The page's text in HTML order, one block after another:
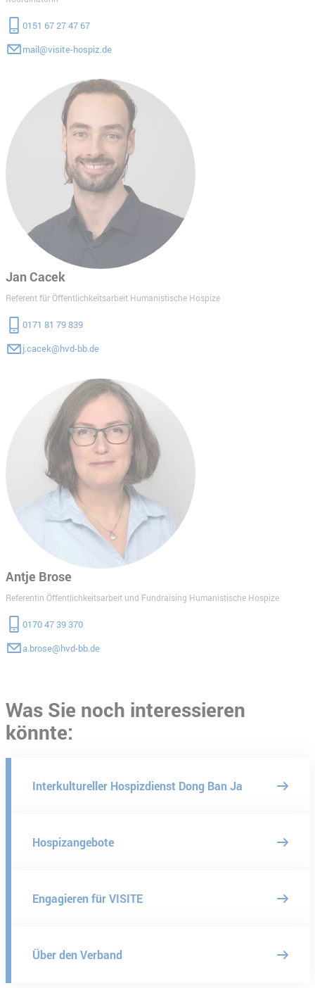
0151 67 27 47 67
mail@visite-hospiz.de
Jan Cacek
Referent für Öffentlichkeitsarbeit Humanistische Hospize
0171 81 79 839
j.cacek@hvd-bb.de
Antje Brose
Referentin Öffentlichkeitsarbeit und Fundraising Humanistische Hospize
0170 47 39 370
a.brose@hvd-bb.de
Was Sie noch interessieren
könnte:
Interkultureller Hospizdienst Dong Ban Ja
Hospizangebote
Engagieren für VISITE
Über den Verband